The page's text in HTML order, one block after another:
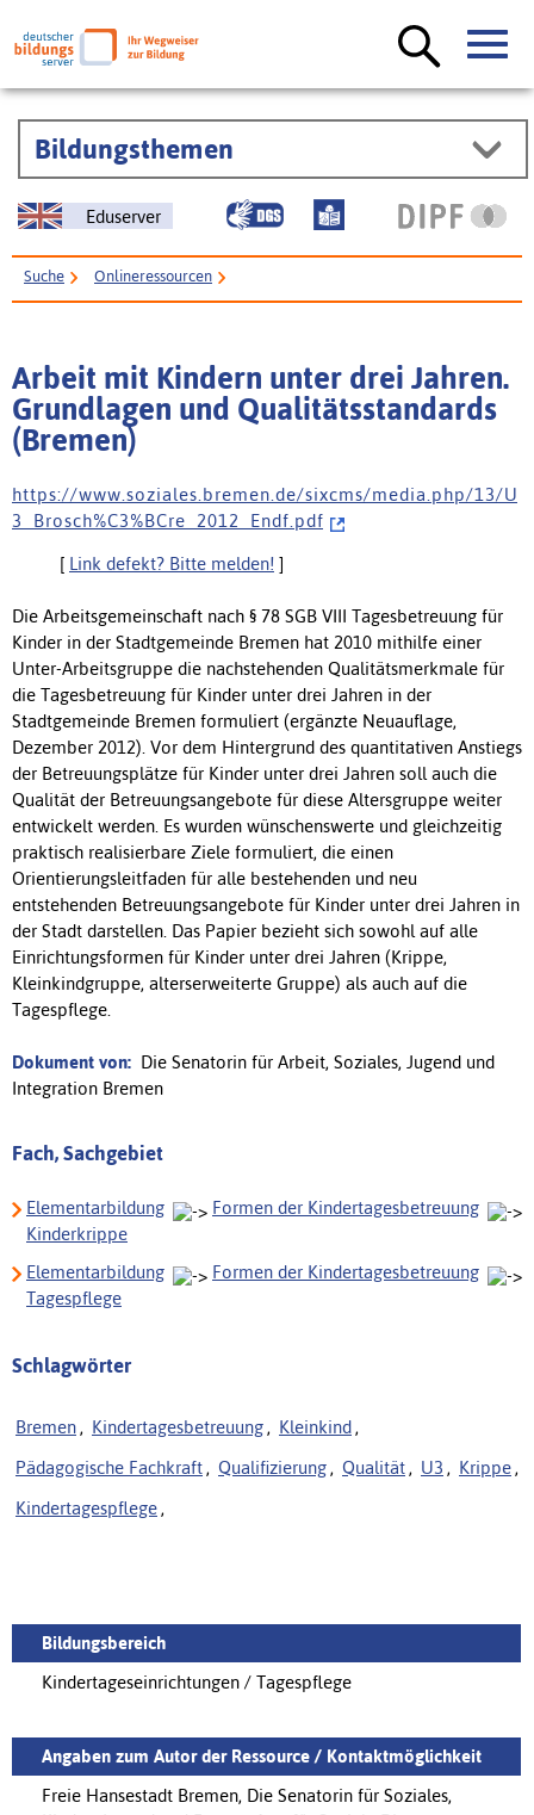
Bildungsthemen
Eduserver
Suche Onlineressourcen
Arbeit mit Kindern unter drei Jahren.
Grundlagen und Qualitätsstandards
(Bremen)
h t t p s : / / w w w . s o z i a l e s . b r e m e n . d e / s i x c m s / m e d i a . p h p / 1 3 / U
3 _ B r o s c h % C 3 % B C r e _ 2 0 1 2 _ E n d f . p d f
[ Link defekt? Bitte melden! ]
Die Arbeitsgemeinschaft nach § 78 SGB VIII Tagesbetreuung für
Kinder in der Stadtgemeinde Bremen hat 2010 mithilfe einer
Unter-Arbeitsgruppe die nachstehenden Qualitätsmerkmale für
die Tagesbetreuung für Kinder unter drei Jahren in der
Stadtgemeinde Bremen formuliert (ergänzte Neuauflage,
Dezember 2012). Vor dem Hintergrund des quantitativen Anstiegs
der Betreuungsplätze für Kinder unter drei Jahren soll auch die
Qualität der Betreuungsangebote für diese Altersgruppe weiter
entwickelt werden. Es wurden wünschenswerte und gleichzeitig
praktisch realisierbare Ziele formuliert, die einen
Orientierungsleitfaden für alle bestehenden und neu
entstehenden Betreuungsangebote für Kinder unter drei Jahren in
der Stadt darstellen. Das Papier bezieht sich sowohl auf alle
Einrichtungsformen für Kinder unter drei Jahren (Krippe,
Kleinkindgruppe, alterserweiterte Gruppe) als auch auf die
Tagespflege.
Dokument von: Die Senatorin für Arbeit, Soziales, Jugend und
Integration Bremen
Fach, Sachgebiet
Elementarbildung
Formen der Kindertagesbetreuung
Kinderkrippe
Elementarbildung
Formen der Kindertagesbetreuung
Tagespflege
Schlagwörter
Bremen , Kindertagesbetreuung , Kleinkind ,
Pädagogische Fachkraft , Qualifizierung , Qualität , U3 , Krippe ,
Kindertagespflege ,
Bildungsbereich
Kindertageseinrichtungen / Tagespflege
Angaben zum Autor der Ressource / Kontaktmöglichkeit
Freie Hansestadt Bremen, Die Senatorin für Soziales,